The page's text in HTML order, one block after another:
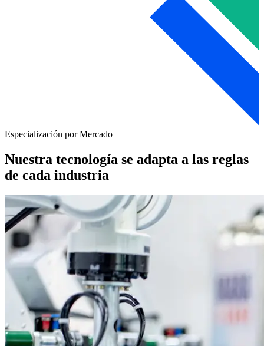
Especialización por Mercado
Nuestra tecnología se adapta a las reglas
de cada industria